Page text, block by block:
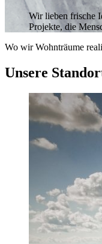
Wir lieben frische
Projekte, die
Wo wir Wohnträume
Unsere